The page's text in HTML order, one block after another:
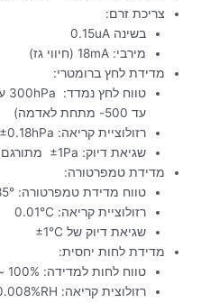
צריכת זרם:
בשינה 0.15uA
מירבי: 18mA (חיווי גז)
מדידת לחץ ברומטרי:
עד 500- מתחת לאדמה)
רזולוציית קריאה: ±0.18hPa.
שגיאת דיוק: ±1Pa מתורגם לרמת דיוק של ±1 מטר בגובה.
מדידת טמפרטורה:
טווח מדידת טמפרטורה: 85° ~ 40°-
רזולוציית קריאה: 0.01°C
שגיאת דיוק של ±1°C
מדידת לחות יחסית:
טווח לחות למדידה: 100% ~ 0%
רזולוצית קריאה: ±0.008%RH